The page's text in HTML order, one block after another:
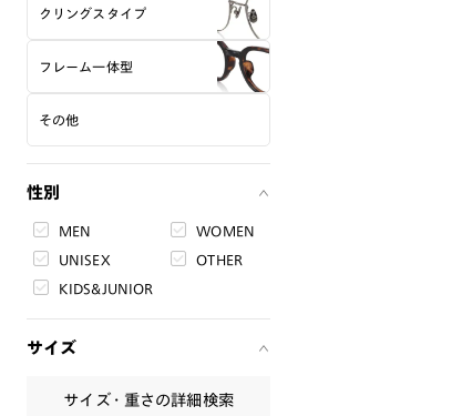
クリングスタイプ
フレーム一体型
その他
性別
MEN WOMEN
UNISEX OTHER
KIDS&JUNIOR
サイズ
サイズ・重さの詳細検索